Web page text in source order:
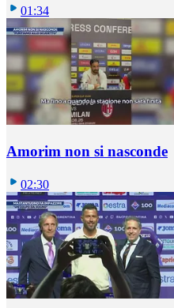
01:34
Amorim non si nasconde
02:30